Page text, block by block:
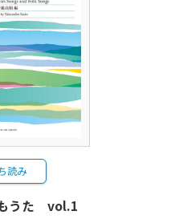
読み
うた vol.1